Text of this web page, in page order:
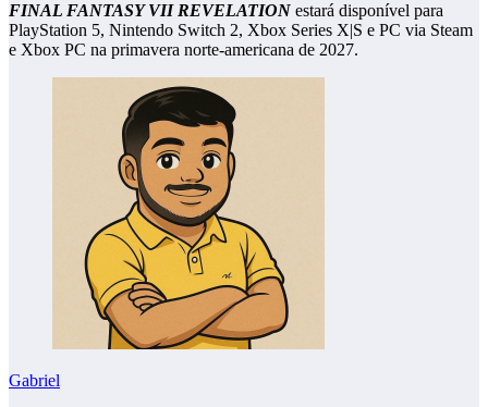
FINAL FANTASY VII REVELATION estará disponível para
PlayStation 5, Nintendo Switch 2, Xbox Series X|S e PC via Steam
e Xbox PC na primavera norte-americana de 2027.
Gabriel